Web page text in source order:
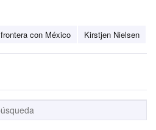
frontera con México Kirstjen Nielsen